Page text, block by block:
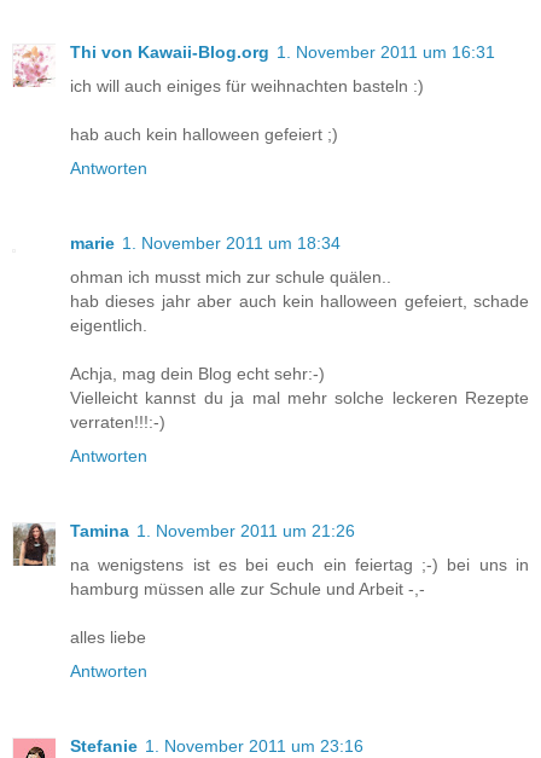
Thi von Kawaii-Blog.org 1. November 2011 um 16:31
ich will auch einiges für weihnachten basteln :)
hab auch kein halloween gefeiert ;)
Antworten
marie 1. November 2011 um 18:34
ohman ich musst mich zur schule quälen..
hab dieses jahr aber auch kein halloween gefeiert, schade
eigentlich.
Achja, mag dein Blog echt sehr:-)
Vielleicht kannst du ja mal mehr solche leckeren Rezepte
verraten!!!:-)
Antworten
Tamina 1. November 2011 um 21:26
na wenigstens ist es bei euch ein feiertag ;-) bei uns in
hamburg müssen alle zur Schule und Arbeit -,-
alles liebe
Antworten
Stefanie 1. November 2011 um 23:16